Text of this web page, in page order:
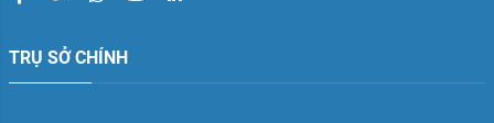
TRỤ SỞ CHÍNH